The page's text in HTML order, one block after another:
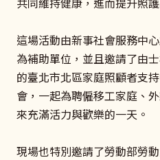
這場活動由新事社會服務中
為補助單位，並且邀請了由
的臺北市北區家庭照顧者支
會，一起為聘僱移工家庭、
來充滿活力與歡樂的一天。
現場也特別邀請了勞動部勞